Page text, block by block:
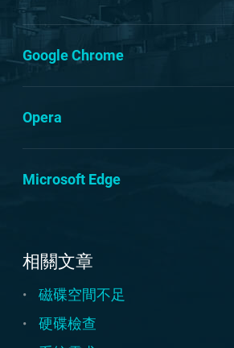
Google Chrome
Opera
Microsoft Edge
相關文章
磁碟空間不足
硬碟檢查